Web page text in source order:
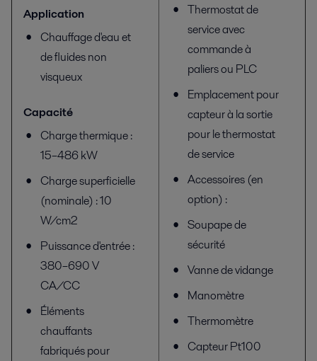
Application
Chauffage d'eau et
de fluides non
visqueux
Capacité
Charge thermique :
15–486 kW
Charge superficielle
(nominale) : 10
W/cm2
Puissance d'entrée :
380–690 V
CA/CC
Éléments
chauffants
fabriqués pour
Thermostat de
service avec
commande à
paliers ou PLC
Emplacement pour
capteur à la sortie
pour le thermostat
de service
Accessoires (en
option) :
Soupape de
sécurité
Vanne de vidange
Manomètre
Thermomètre
Capteur Pt100